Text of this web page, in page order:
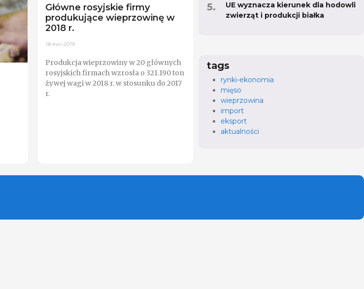
Główne rosyjskie firmy
produkujące wieprzowinę w
2018 r.
18-kwi-2019
Produkcja wieprzowiny w 20 głównych
rosyjskich firmach wzrosła o 321.190 ton
żywej wagi w 2018 r. w stosunku do 2017
r.
UE wyznacza kierunek dla hodowli
zwierząt i produkcji białka
tags
rynki-ekonomia
mięso
wieprzowina
import
eksport
aktualności